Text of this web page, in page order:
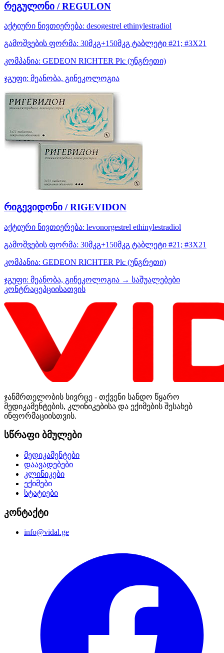
რეგულონი / REGULON
აქტიური ნივთიერება: desogestrel ethinylestradiol
გამოშვების ფორმა: 30მკგ+150მკგ ტაბლეტი #21; #3X21
კომპანია: GEDEON RICHTER Plc (უნგრეთი)
ჯგუფი: მეანობა, გინეკოლოგია
რიგევიდონი / RIGEVIDON
აქტიური ნივთიერება: levonorgestrel ethinylestradiol
გამოშვების ფორმა: 30მკგ+150მკგ ტაბლეტი #21; #3X21
კომპანია: GEDEON RICHTER Plc (უნგრეთი)
ჯგუფი: მეანობა, გინეკოლოგია → საშუალებები
კონტრაცეპციისათვის
ჯანმრთელობის სივრცე - თქვენი სანდო წყარო
მედიკამენტების, კლინიკებისა და ექიმების შესახებ
ინფორმაციისთვის.
სწრაფი ბმულები
მედიკამენტები
დაავადებები
კლინიკები
ექიმები
სტატიები
კონტაქტი
info@vidal.ge